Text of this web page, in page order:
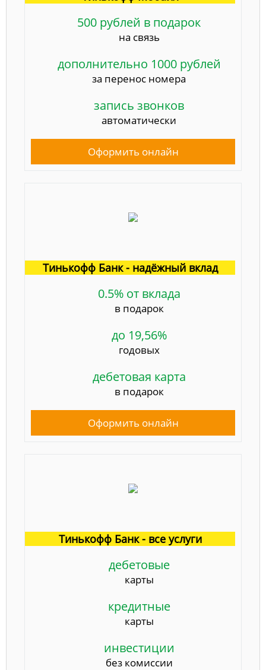
500 рублей в подарок
на связь
дополнительно 1000 рублей
за перенос номера
запись звонков
автоматически
Оформить онлайн
Тинькофф Банк - надёжный вклад
0.5% от вклада
в подарок
до 19,56%
годовых
дебетовая карта
в подарок
Оформить онлайн
Тинькофф Банк - все услуги
дебетовые
карты
кредитные
карты
инвестиции
без комиссии